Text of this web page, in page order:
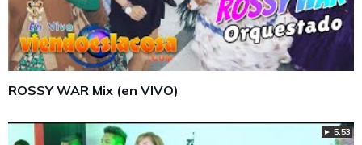
ROSSY WAR Mix (en VIVO)
► 5:53